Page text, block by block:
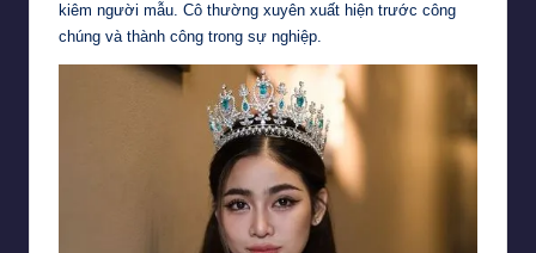
kiêm người mẫu. Cô thường xuyên xuất hiện trước công
chúng và thành công trong sự nghiệp.